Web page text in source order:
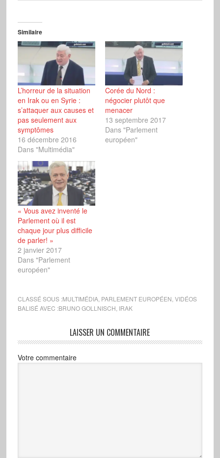
Similaire
L’horreur de la situation
en Irak ou en Syrie :
s’attaquer aux causes et
pas seulement aux
symptômes
16 décembre 2016
Dans "Multimédia"
Corée du Nord :
négocier plutôt que
menacer
13 septembre 2017
Dans "Parlement
européen"
« Vous avez inventé le
Parlement où il est
chaque jour plus difficile
de parler! »
2 janvier 2017
Dans "Parlement
européen"
CLASSÉ SOUS :MULTIMÉDIA, PARLEMENT EUROPÉEN VIDÉOS
BALISÉ AVEC :BRUNO GOLLNISCH IRAK
LAISSER UN COMMENTAIRE
Votre commentaire